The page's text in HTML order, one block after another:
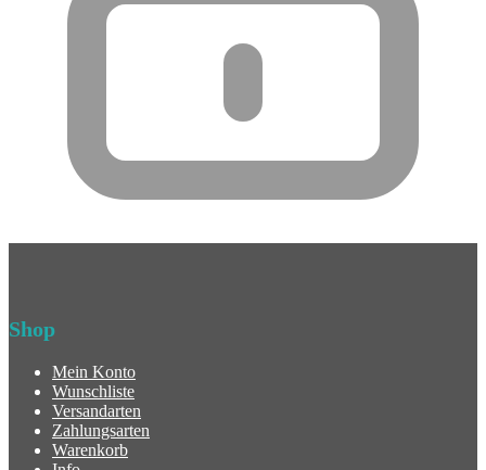
Shop
Mein Konto
Wunschliste
Versandarten
Zahlungsarten
Warenkorb